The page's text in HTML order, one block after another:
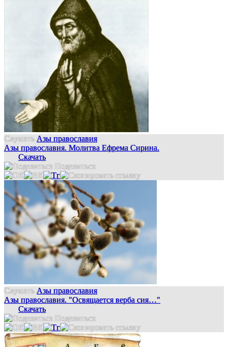
Слушать Азы православия
Азы православия. Молитва Ефрема Сирина.
Скачать
Поделиться
Слушать Азы православия
Азы православия. "Освящается верба сия…"
Скачать
Поделиться